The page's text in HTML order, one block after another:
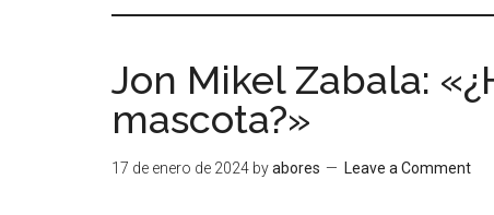
Jon Mikel Zabala:
mascota?»
17 de enero de 2024 byabores Leave a Comment